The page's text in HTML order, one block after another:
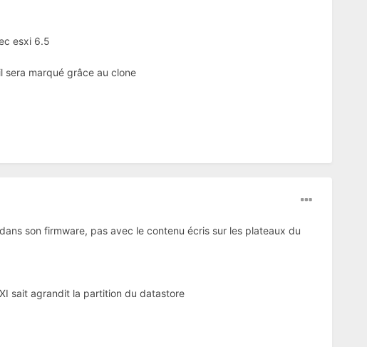
esxi 6.5
marqué grâce au clone
son firmware, pas avec le contenu écris sur les plateaux du
sait agrandit la partition du datastore